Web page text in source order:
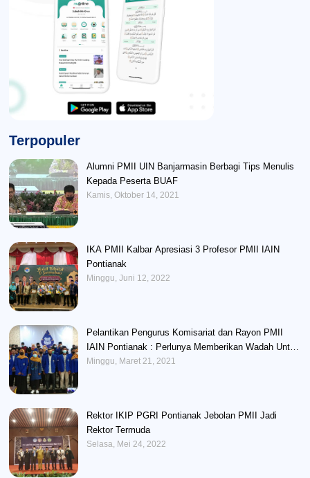
Terpopuler
Alumni PMII UIN Banjarmasin Berbagi Tips Menulis
Kepada Peserta BUAF
Kamis, Oktober 14, 2021
IKA PMII Kalbar Apresiasi 3 Profesor PMII IAIN
Pontianak
Minggu, Juni 12, 2022
Pelantikan Pengurus Komisariat dan Rayon PMII
IAIN Pontianak : Perlunya Memberikan Wadah Untuk
Mengembangkan Potensi Kader
Minggu, Maret 21, 2021
Rektor IKIP PGRI Pontianak Jebolan PMII Jadi
Rektor Termuda
Selasa, Mei 24, 2022